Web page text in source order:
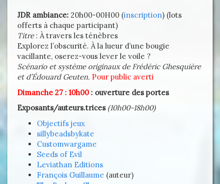
JDR ambiance: 20h00-00H00 (inscription) (lots
offerts à chaque participant)
Titre: À travers les ténèbres
Explorez l’obscurité. À la lueur d’une bougie
vacillante, oserez-vous lever le voile ?
Scénario et système originaux de Frédéric Ghesquière
et d’Édouard Geuten. Pour public averti
Dimanche 27 : 10h00: ouverture des portes
Exposants/auteurs.trices (10h00-18h00)
Objectifs jeux
sillybeadsbykate
Customwargame
Seeds of Evil
Leviathan Editions
François Guillaume (auteur)